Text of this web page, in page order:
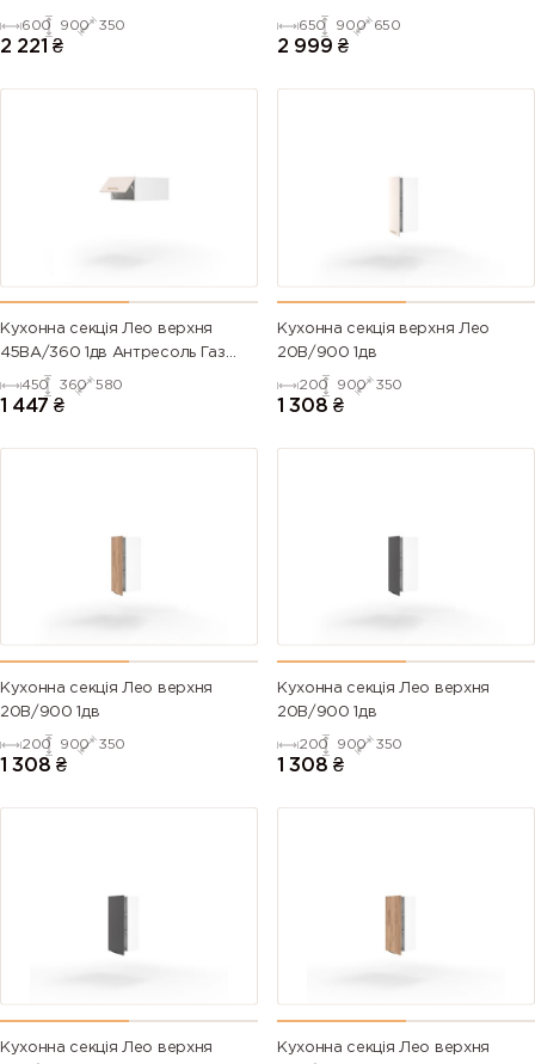
600 900 350
2 221 ₴
650 900 650
2 999 ₴
Кухонна секція Лео верхня
45ВА/360 1дв Антресоль Газ
Ліфт
450 360 580
1 447 ₴
Кухонна секція верхня Лео
20В/900 1дв
200 900 350
1 308 ₴
Кухонна секція Лео верхня
20В/900 1дв
200 900 350
1 308 ₴
Кухонна секція Лео верхня
20В/900 1дв
200 900 350
1 308 ₴
Кухонна секція Лео верхня
Кухонна секція Лео верхня